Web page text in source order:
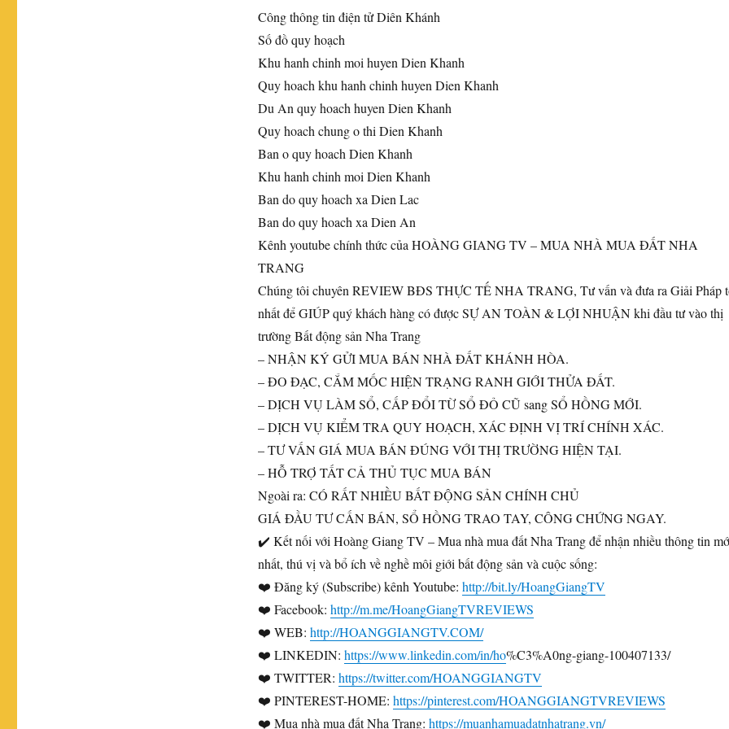
Công thông tin điện tử Diên Khánh
Số đồ quy hoạch
Khu hanh chinh moi huyen Dien Khanh
Quy hoach khu hanh chinh huyen Dien Khanh
Du An quy hoach huyen Dien Khanh
Quy hoach chung o thi Dien Khanh
Ban o quy hoach Dien Khanh
Khu hanh chinh moi Dien Khanh
Ban do quy hoach xa Dien Lac
Ban do quy hoach xa Dien An
Kênh youtube chính thức của HOÀNG GIANG TV – MUA NHÀ MUA ĐẤT NHA
TRANG
Chúng tôi chuyên REVIEW BĐS THỰC TẾ NHA TRANG, Tư vấn và đưa ra Giải Pháp
nhất để GIÚP quý khách hàng có được SỰ AN TOÀN & LỢI NHUẬN khi đầu tư vào thị
trường Bất động sản Nha Trang
– NHẬN KÝ GỬI MUA BÁN NHÀ ĐẤT KHÁNH HÒA.
– ĐO ĐẠC, CẮM MỐC HIỆN TRẠNG RANH GIỚI THỬA ĐẤT.
– DỊCH VỤ LÀM SỔ, CẤP ĐỔI TỪ SỔ ĐỎ CŨ sang SỔ HỒNG MỚI.
– DỊCH VỤ KIỂM TRA QUY HOẠCH, XÁC ĐỊNH VỊ TRÍ CHÍNH XÁC.
– TƯ VẤN GIÁ MUA BÁN ĐÚNG VỚI THỊ TRƯỜNG HIỆN TẠI.
– HỖ TRỢ TẤT CẢ THỦ TỤC MUA BÁN
Ngoài ra: CÓ RẤT NHIỀU BẤT ĐỘNG SẢN CHÍNH CHỦ
GIÁ ĐẦU TƯ CẤN BÁN, SỔ HỒNG TRAO TAY, CÔNG CHỨNG NGAY.
✔️ Kết nối với Hoàng Giang TV – Mua nhà mua đất Nha Trang để nhận nhiều thông tin
nhất, thú vị và bổ ích về nghề môi giới bất động sản và cuộc sống:
❤️ Đăng ký (Subscribe) kênh Youtube: http://bit.ly/HoangGiangTV
❤️ Facebook: http://m.me/HoangGiangTVREVIEWS
❤️ WEB: http://HOANGGIANGTV.COM/
❤️ LINKEDIN: https://www.linkedin.com/in/ho%C3%A0ng-giang-100407133/
❤️ TWITTER: https://twitter.com/HOANGGIANGTV
❤️ PINTEREST-HOME: https://pinterest.com/HOANGGIANGTVREVIEWS
❤️ Mua nhà mua đất Nha Trang: https://muanhamuadatnhatrang.vn/